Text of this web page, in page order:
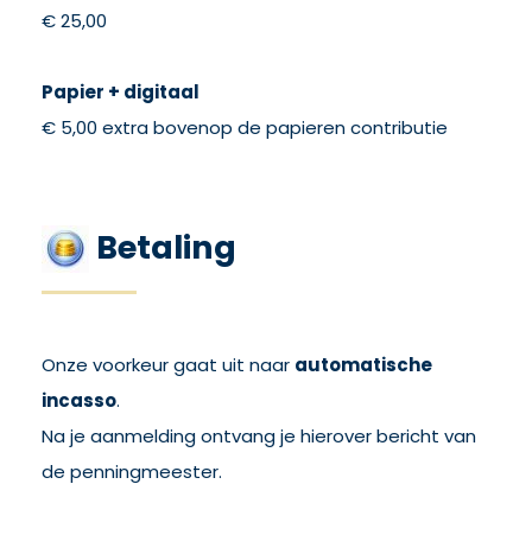
€ 25,00
Papier + digitaal
€ 5,00 extra bovenop de papieren contributie
Betaling
Onze voorkeur gaat uit naar automatische
incasso.
Na je aanmelding ontvang je hierover bericht van
de penningmeester.